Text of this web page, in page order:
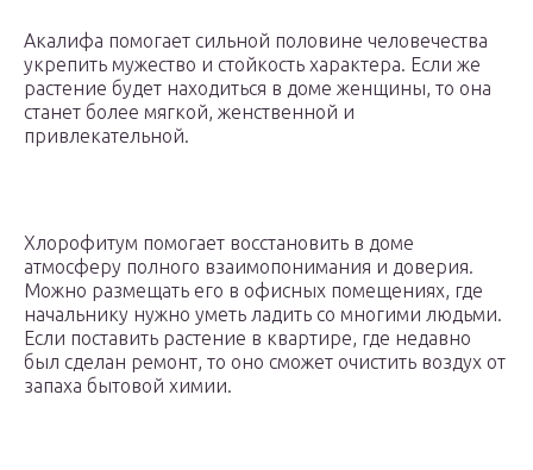
Акалифа помогает сильной половине человечества
укрепить мужество и стойкость характера. Если же
растение будет находиться в доме женщины, то она
станет более мягкой, женственной и
привлекательной.
Хлорофитум помогает восстановить в доме
атмосферу полного взаимопонимания и доверия.
Можно размещать его в офисных помещениях, где
начальнику нужно уметь ладить со многими людьми.
Если поставить растение в квартире, где недавно
был сделан ремонт, то оно сможет очистить воздух от
запаха бытовой химии.